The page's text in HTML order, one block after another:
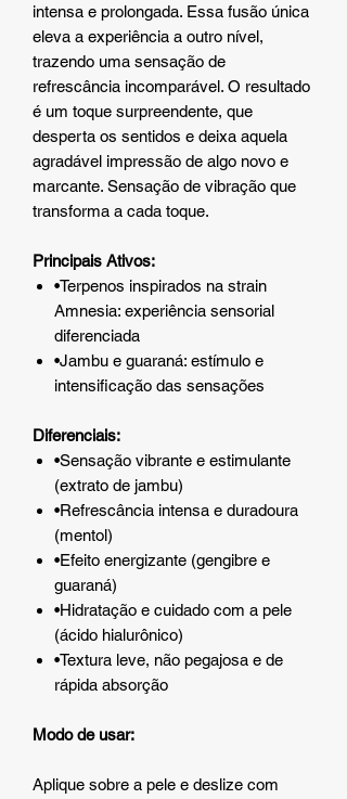
intensa e prolongada. Essa fusão única
eleva a experiência a outro nível,
trazendo uma sensação de
refrescância incomparável. O resultado
é um toque surpreendente, que
desperta os sentidos e deixa aquela
agradável impressão de algo novo e
marcante. Sensação de vibração que
transforma a cada toque.
Principais Ativos:
•Terpenos inspirados na strain
Amnesia: experiência sensorial
diferenciada
•Jambu e guaraná: estímulo e
intensificação das sensações
Diferenciais:
•Sensação vibrante e estimulante
(extrato de jambu)
•Refrescância intensa e duradoura
(mentol)
•Efeito energizante (gengibre e
guaraná)
•Hidratação e cuidado com a pele
(ácido hialurônico)
•Textura leve, não pegajosa e de
rápida absorção
Modo de usar:
Aplique sobre a pele e deslize com